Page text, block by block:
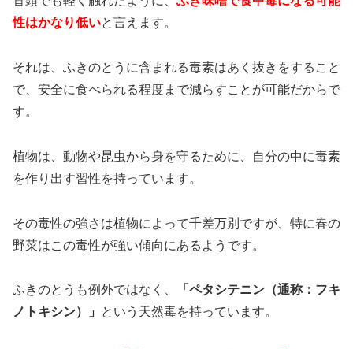
性はかなり低いと言えます。
それは、ふきのとうに含まれる毒素はあく抜きをすること
で、安全に食べられる程度まで減らすことが可能だからで
す。
植物は、動物や昆虫から身を守るために、自分の中に毒素
を作り出す習性を持っています。
その毒性の強さは植物によって千差万別ですが、特に春の
野菜はこの毒性が強い傾向にあるようです。
ふきのとうも例外ではなく、
「ペタシテニン（通称：フキ
ノトキシン）」
という天然毒を持っています。